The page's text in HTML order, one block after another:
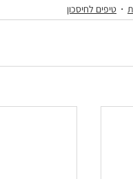
טיפים לחיסכון